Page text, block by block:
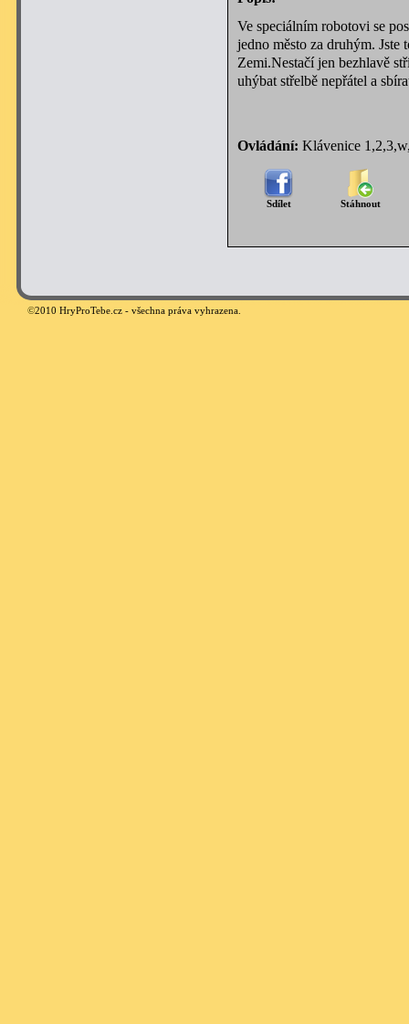
Ve speciálním robotovi se
jedno město za druhým. Jste
Zemi.Nestačí jen bezhlavě
uhýbat střelbě nepřátel a
Ovládání: Klávenice
Sdílet Stáhnout
©2010 HryProTebe.cz - všechna práva vyhrazena.